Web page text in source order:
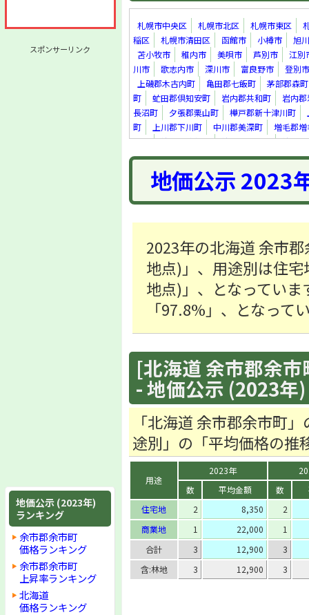
スポンサーリンク
地価公示 (2023年)
ランキング
余市郡余市町
価格ランキング
余市郡余市町
上昇率ランキング
北海道
価格ランキング
札幌市中央区 札幌市北区 札幌市東区
稲区
札幌市清田区 函館市 小樽市
旭
苫小牧市
稚内市 美唄市 芦別市
江別
川市
歌志内市 深川市 富良野市
登別市
上磯郡木古内町
亀田郡七飯町
茅部郡森町
町
虻田郡倶知安町 岩内郡共和町
岩内
長沼町
夕張郡栗山町 樺戸郡新十津川町
町
上川郡下川町 中川郡美深町
増毛郡増
里町
紋別郡遠軽町 紋別郡滝上町
紋別
真町
虻田郡洞爺湖町 勇払郡安平町
勇払
上川郡新得町
上川郡清水町
河西郡芽室町
足寄郡足寄町
十勝郡浦幌町
釧路郡釧路町
町
地価公示 2023
2023年の北海道 余市
地点)」、用途別は住
地点)」、となってい
「97.8%」、となって
[北海道 余市郡余
- 地価公示 (2023年)
「北海道 余市郡余市町
途別」の「平均価格の推
用途
2023年
数
平均金額 数
住宅地
2 8,350
2
商業地
1 22,000
1
合計
3 12,900
3
含:林地
3 12,900 3